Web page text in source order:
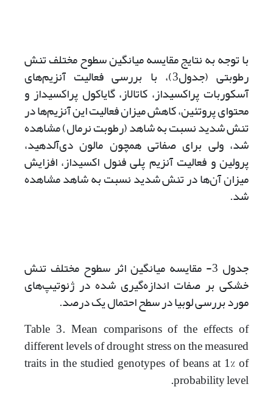
با توجه به نتایج مقایسه میانگین سطوح مختلف تنش
رطوبتی (جدول3)، با بررسی فعالیت آنزیم‌های
آسکوربات پراکسیداز، کاتالاز، گایاکول پراکسیداز و
محتوای پروتئین، کاهش میزان فعالیت این آنزیم‌ها در
تنش شدید نسبت به شاهد (رطوبت نرمال) مشاهده
شد، ولی برای صفاتی همچون مالون دی‌آلدهید،
پرولین و فعالیت آنزیم پلی فنول اکسیداز، افزایش
میزان آن‌ها در تنش شدید نسبت به شاهد مشاهده
شد.
جدول 3- مقایسه میانگین اثر سطوح مختلف تنش
خشکی بر صفات اندازه‌گیری شده در ژنوتیپ‌های
مورد بررسی لوبیا در سطح احتمال یک درصد.
Table 3. Mean comparisons of the effects of
different levels of drought stress on the measured
traits in the studied genotypes of beans at 1% of
probability level.